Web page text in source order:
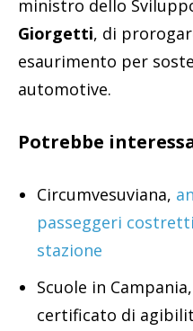
ministro dello
Giorgetti, di
esaurimento per
automotive.
Potrebbe
Circumvesuviana,
passeggeri
stazione
Scuole in
certificato di